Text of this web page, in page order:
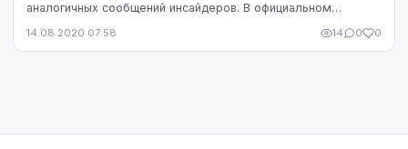
аналогичных сообщений инсайдеров. В официальном
14.08.2020 07:58 14 0 0